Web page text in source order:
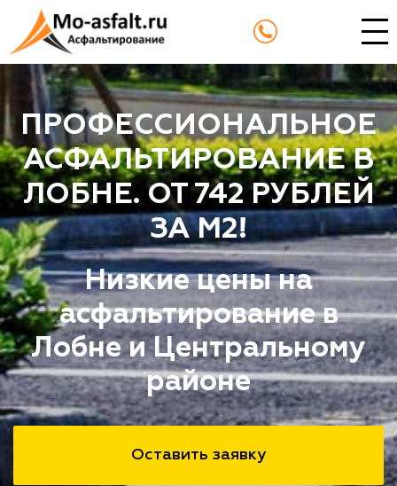
ПРОФЕССИОНАЛЬНОЕ
АСФАЛЬТИРОВАНИЕ В
ЛОБНЕ. ОТ 742 РУБЛЕЙ
ЗА М2!
Низкие цены на
асфальтирование в
Лобне и Центральному
районе
Оставить заявку